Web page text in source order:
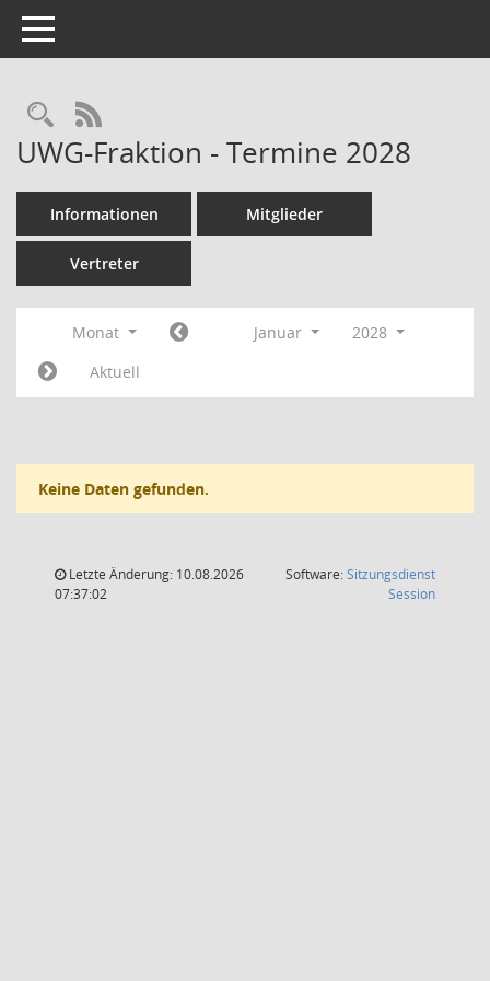
Toggle navigation
Rechercheauswahl
RSS-Feed
UWG-Fraktion - Termine 2028
Informationen Mitglieder
Vertreter
Monat Januar
2028
Aktuell
Keine Daten gefunden.
Letzte Änderung: 10.08.2026
07:37:02
Software:Sitzungsdienst
Session(Wird in